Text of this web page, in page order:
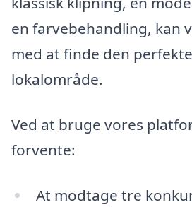
en farvebehandling, kan
med at finde den
lokalområde.
Ved at bruge vores
forvente:
At modtage tre